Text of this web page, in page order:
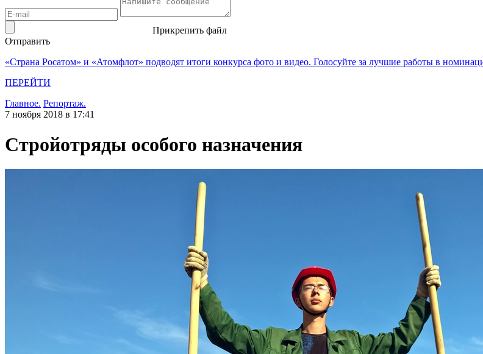
Прикрепить файл
Отправить
«Страна Росатом» и «Атомфлот» подводят итоги конкурса фото и видео. Голосуйте за лучшие работы в
ПЕРЕЙТИ
Главное. Репортаж.
7 ноября 2018 в 17:41
Стройотряды особого назначения